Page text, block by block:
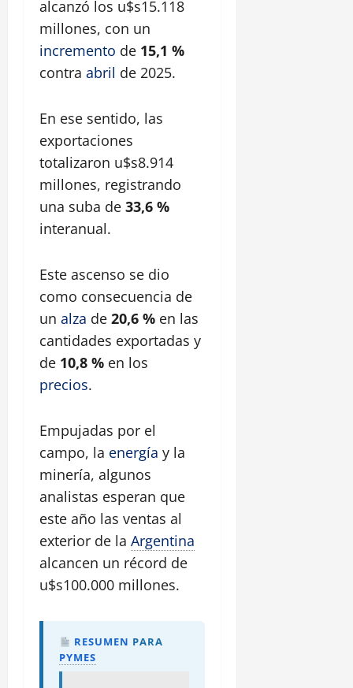
alcanzó los u$s15.118
millones, con un
incremento de 15,1 %
contra abril de 2025.
En ese sentido, las
exportaciones
totalizaron u$s8.914
millones, registrando
una suba de 33,6 %
interanual.
Este ascenso se dio
como consecuencia de
un alza de 20,6 % en las
cantidades exportadas y
de 10,8 % en los
precios.
Empujadas por el
campo, la energía y la
minería, algunos
analistas esperan que
este año las ventas al
exterior de la Argentina
alcancen un récord de
u$s100.000 millones.
RESUMEN PARA
PYMES